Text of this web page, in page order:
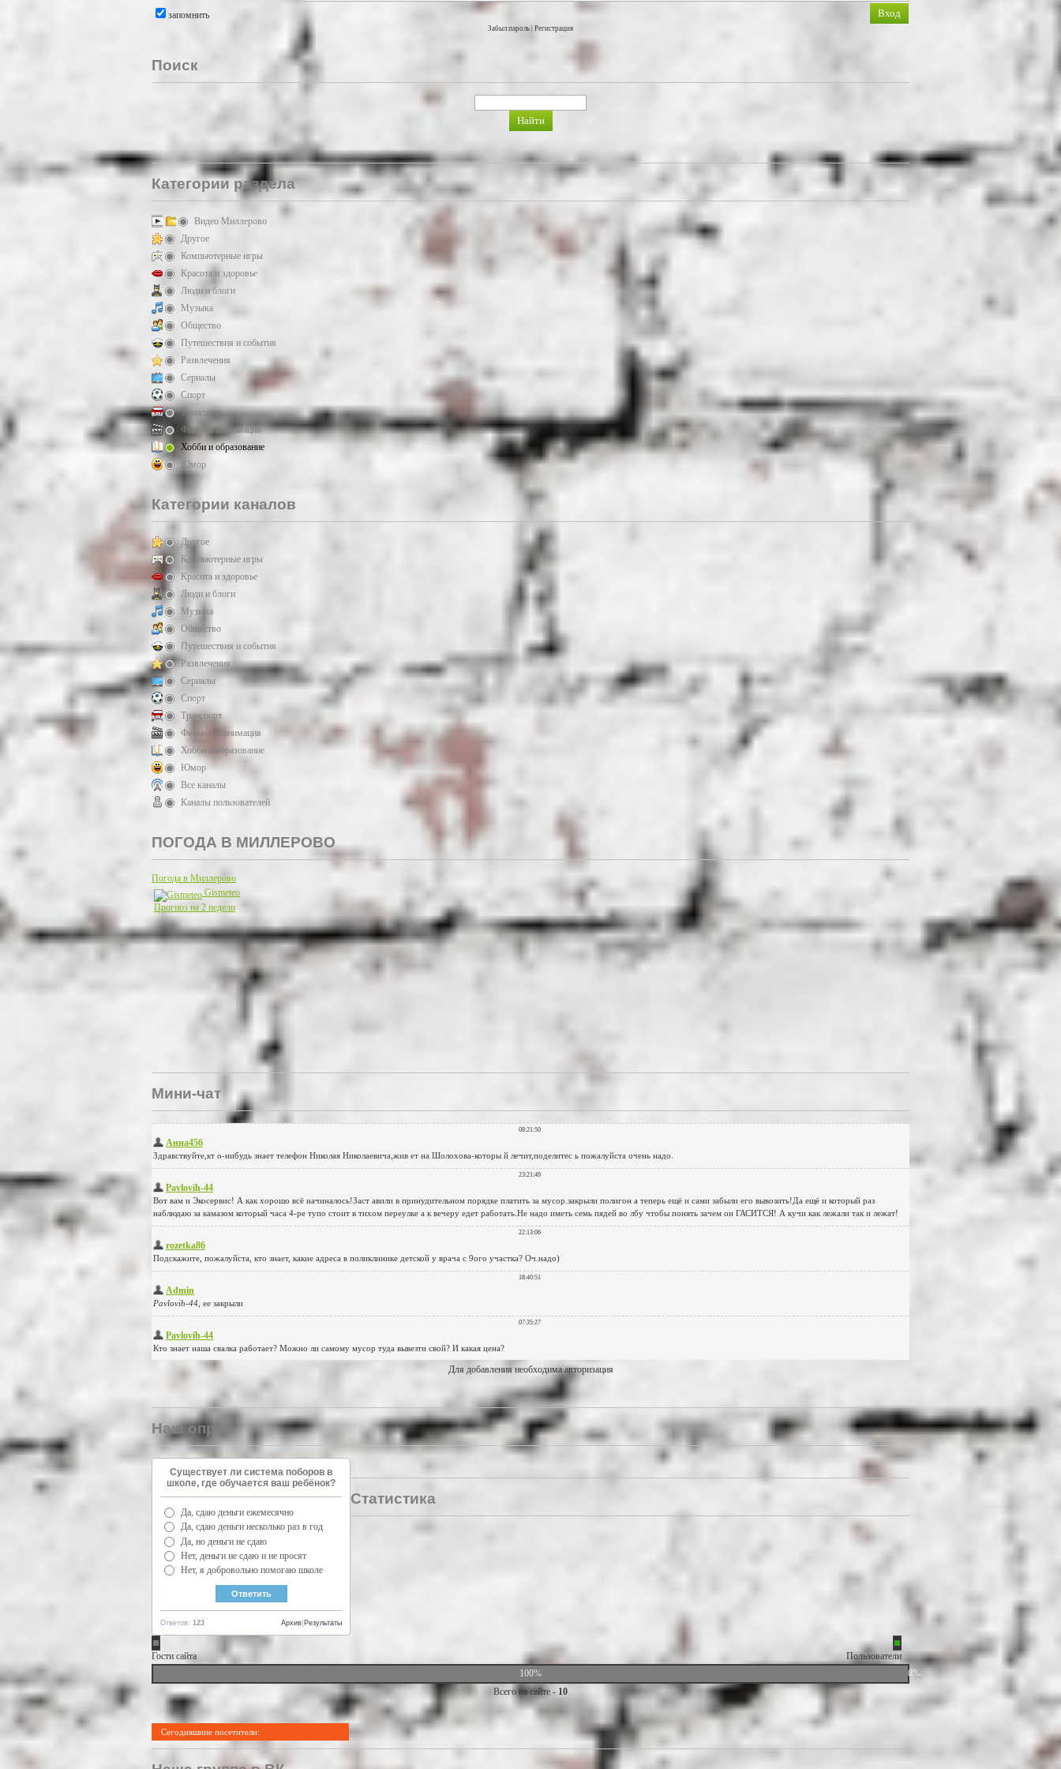
запомнить
Забыл пароль Регистрация
Поиск
Категории раздела
Видео Миллерово
Другое
Компьютерные игры
Красота и здоровье
Люди и блоги
Музыка
Общество
Путешествия и события
Развлечения
Сериалы
Спорт
Транспорт
Фильмы и анимация
Хобби и образование
Юмор
Категории каналов
Другое
Компьютерные игры
Красота и здоровье
Люди и блоги
Музыка
Общество
Путешествия и события
Развлечения
Сериалы
Спорт
Транспорт
Фильмы и анимация
Хобби и образование
Юмор
Все каналы
Каналы пользователей
ПОГОДА В МИЛЛЕРОВО
Погода в Миллерово
Gismeteo
Прогноз на 2 недели
Мини-чат
Для добавления необходима авторизация
Наш опрос
Существует ли система поборов в
школе, где обучается ваш ребёнок?
Да, сдаю деньги ежемесячно
Да, сдаю деньги несколько раз в год
Да, но деньги не сдаю
Нет, деньги не сдаю и не просят
Нет, я добровольно помогаю школе
Ответов: 123 Результаты
Архив
Статистика
Гости сайта
Пользователи
100%
0%
Всего на сайте - 10
Сегодняшние посетители: